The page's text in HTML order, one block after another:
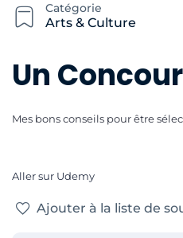
Catégorie
Arts & Culture
Un
Mes bons conseils pour être
Aller sur Udemy
Ajouter à la liste de